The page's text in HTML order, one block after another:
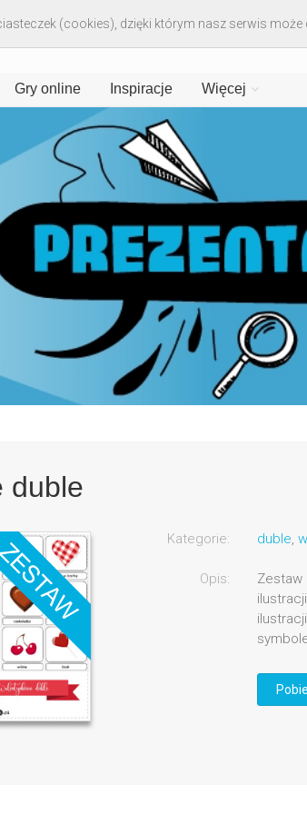
Gry online Inspiracje Więcej
duble
Kategorie: duble,
Opis:
Zestaw
(cookies), dzięki którym nasz serwis może